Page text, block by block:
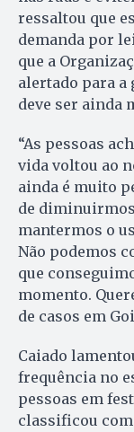
ressaltou que
demanda por
que a
alertado para a
deve ser ainda
“As pessoas
vida voltou ao
ainda é muito
de
mantermos o
Não podemos
que
momento.
de casos em
Caiado
frequência no
pessoas em
classificou